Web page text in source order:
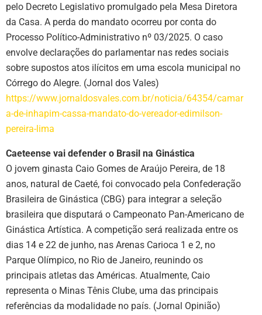
pelo Decreto Legislativo promulgado pela Mesa Diretora
da Casa. A perda do mandato ocorreu por conta do
Processo Político-Administrativo nº 03/2025. O caso
envolve declarações do parlamentar nas redes sociais
sobre supostos atos ilícitos em uma escola municipal no
Córrego do Alegre. (Jornal dos Vales)
https://www.jornaldosvales.com.br/noticia/64354/camar
a-de-inhapim-cassa-mandato-do-vereador-edimilson-
pereira-lima
Caeteense vai defender o Brasil na Ginástica
O jovem ginasta Caio Gomes de Araújo Pereira, de 18
anos, natural de Caeté, foi convocado pela Confederação
Brasileira de Ginástica (CBG) para integrar a seleção
brasileira que disputará o Campeonato Pan-Americano de
Ginástica Artística. A competição será realizada entre os
dias 14 e 22 de junho, nas Arenas Carioca 1 e 2, no
Parque Olímpico, no Rio de Janeiro, reunindo os
principais atletas das Américas. Atualmente, Caio
representa o Minas Tênis Clube, uma das principais
referências da modalidade no país. (Jornal Opinião)